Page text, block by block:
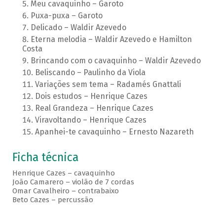
Meu cavaquinho – Garoto
Puxa-puxa – Garoto
Delicado – Waldir Azevedo
Eterna melodia – Waldir Azevedo e Hamilton
Costa
Brincando com o cavaquinho – Waldir Azevedo
Beliscando – Paulinho da Viola
Variações sem tema – Radamés Gnattali
Dois estudos – Henrique Cazes
Real Grandeza – Henrique Cazes
Viravoltando – Henrique Cazes
Apanhei-te cavaquinho – Ernesto Nazareth
Ficha técnica
Henrique Cazes – cavaquinho
João Camarero – violão de 7 cordas
Omar Cavalheiro – contrabaixo
Beto Cazes – percussão